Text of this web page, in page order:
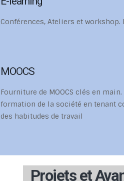
Conférences, Ateliers et workshop.
MOOCS
Fourniture de MOOCS clés en
formation de la société en tenant
des habitudes de travail
Projets et